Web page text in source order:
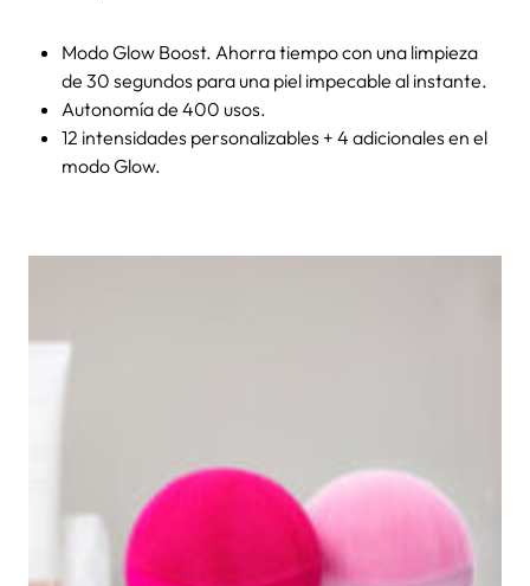
Modo Glow Boost. Ahorra tiempo con una limpieza
de 30 segundos para una piel impecable al instante.
Autonomía de 400 usos.
12 intensidades personalizables + 4 adicionales en el
modo Glow.